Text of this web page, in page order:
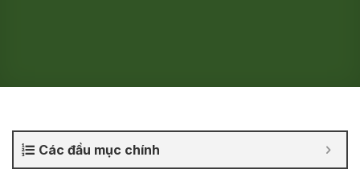
Các đầu mục chính